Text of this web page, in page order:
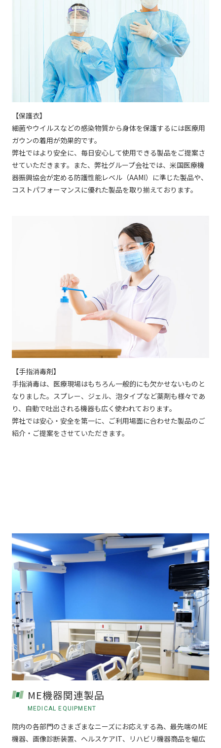
【保護衣】
細菌やウイルスなどの感染物質から身体を保護するには医療用
ガウンの着用が効果的です。
弊社ではより安全に、毎日安心して使用できる製品をご提案さ
せていただきます。また、弊社グループ会社では、米国医療機
器振興協会が定める防護性能レベル（AAMI）に準じた製品や、
コストパフォーマンスに優れた製品を取り揃えております。
【手指消毒剤】
手指消毒は、医療現場はもちろん一般的にも欠かせないものと
なりました。スプレー、ジェル、泡タイプなど薬剤も様々であ
り、自動で吐出される機器も広く使われております。
弊社では安心・安全を第一に、ご利用場面に合わせた製品のご
紹介・ご提案をさせていただきます。
ME機器関連製品
MEDICAL EQUIPMENT
院内の各部門のさまざまなニーズにお応えする為、最先端のME
機器、画像診断装置、ヘルスケアIT、リハビリ機器商品を幅広